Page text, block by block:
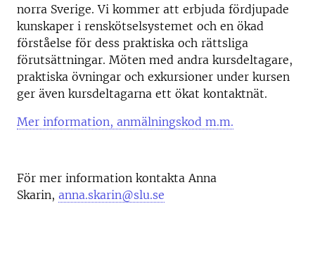
norra Sverige. Vi kommer att erbjuda fördjupade
kunskaper i renskötselsystemet och en ökad
förståelse för dess praktiska och rättsliga
förutsättningar. Möten med andra kursdeltagare,
praktiska övningar och exkursioner under kursen
ger även kursdeltagarna ett ökat kontaktnät.
Mer information, anmälningskod m.m.
För mer information kontakta Anna
Skarin, anna.skarin@slu.se